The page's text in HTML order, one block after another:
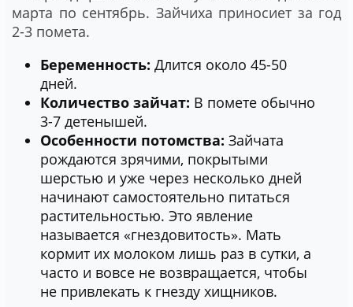
марта по сентябрь. Зайчиха приносиет за год
2-3 помета.
Беременность: Длится около 45-50
дней.
Количество зайчат: В помете обычно
3-7 детенышей.
Особенности потомства: Зайчата
рождаются зрячими, покрытыми
шерстью и уже через несколько дней
начинают самостоятельно питаться
растительностью. Это явление
называется «гнездовитость». Мать
кормит их молоком лишь раз в сутки, а
часто и вовсе не возвращается, чтобы
не привлекать к гнезду хищников.